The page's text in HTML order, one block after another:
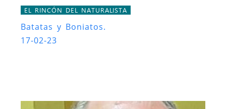
EL RINCÓN DEL NATURALISTA
Batatas y Boniatos.
17-02-23